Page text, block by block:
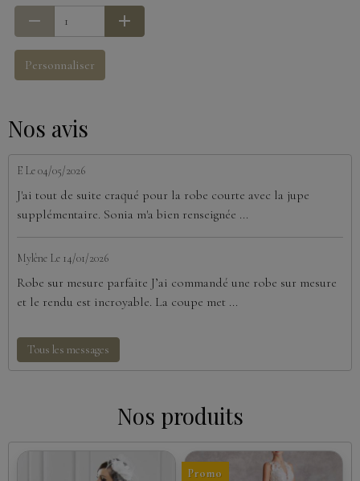
Personnaliser
Nos avis
E Le 04/05/2026
J'ai tout de suite craqué pour la robe courte avec la jupe
supplémentaire. Sonia m'a bien renseignée ...
Mylène Le 14/01/2026
Robe sur mesure parfaite J’ai commandé une robe sur mesure
et le rendu est incroyable. La coupe met ...
Tous les messages
Nos produits
Promo